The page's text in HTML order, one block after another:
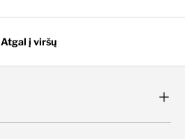
Atgal į viršų